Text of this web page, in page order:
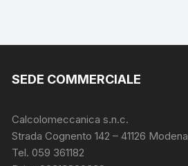
SEDE COMMERCIALE
Calcolomeccanica s.n.c.
Strada Cognento 142 – 41126 Modena
Tel. 059 361182